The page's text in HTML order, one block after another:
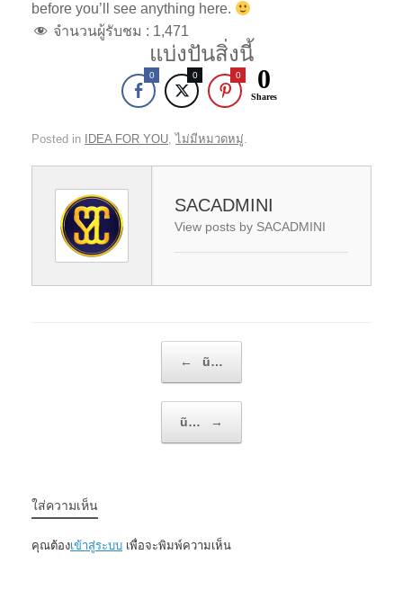
before you’ll see anything here.
จำนวนผู้รับชม : 1,471
แบ่งปันสิ่งนี้
0 0 0 0
Shares
Posted in IDEA FOR YOU ,ไม่มีหมวดหมู่
SACADMINI
View posts by SACADMINI
← ũ…
ũ… →
ใส่ความเห็น
คุณต้องเข้าสู่ระบบ เพื่อจะพิมพ์ความเห็น